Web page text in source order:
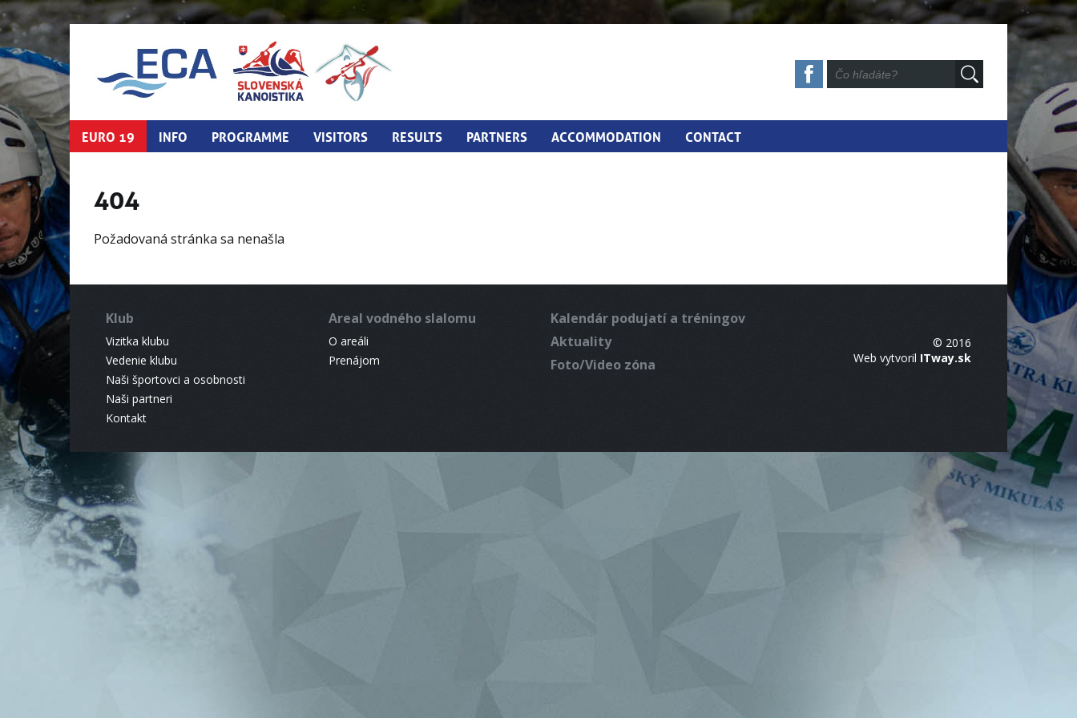
EURO 19 INFO PROGRAMME VISITORS RESULTS PARTNERS ACCOMMODATION CONTACT
404
Požadovaná stránka sa nenašla
Klub
Vizitka klubu
Vedenie klubu
Naši športovci a osobnosti
Naši partneri
Kontakt
Areal vodného slalomu
O areáli
Prenájom
Kalendár podujatí a tréningov
Aktuality
Foto/Video zóna
© 2016
Web vytvoril ITway.sk